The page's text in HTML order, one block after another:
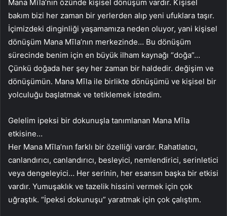
Mana Mīla’nın özünde kişisel dönüşüm vardır. Kişisel
bakım bizi her zaman bir yerlerden alıp yeni ufuklara taşır.
İçimizdeki dinginliği yaşamamıza neden oluyor, yani kişisel
dönüşüm Mana Mīla’nın merkezinde… Bu dönüşüm
sürecinde benim için en büyük ilham kaynağı “doğa”…
Çünkü doğada her şey her zaman bir haldedir. değişim ve
dönüşümün. Mana Mīla ile birlikte dönüşümü ve kişisel bir
yolculuğu başlatmak ve tetiklemek istedim.
Gelelim ipeksi bir dokunuşla tanımlanan Mana Mīla
etkisine…
Her Mana Mīla’nın farklı bir özelliği vardır. Rahatlatıcı,
canlandırıcı, canlandırıcı, besleyici, nemlendirici, serinletici
veya dengeleyici… Her serinin, her esansın başka bir etkisi
vardır. Yumuşaklık ve tazelik hissini vermek için çok
uğraştık. “İpeksi dokunuşu” yaratmak için çok çalıştım.